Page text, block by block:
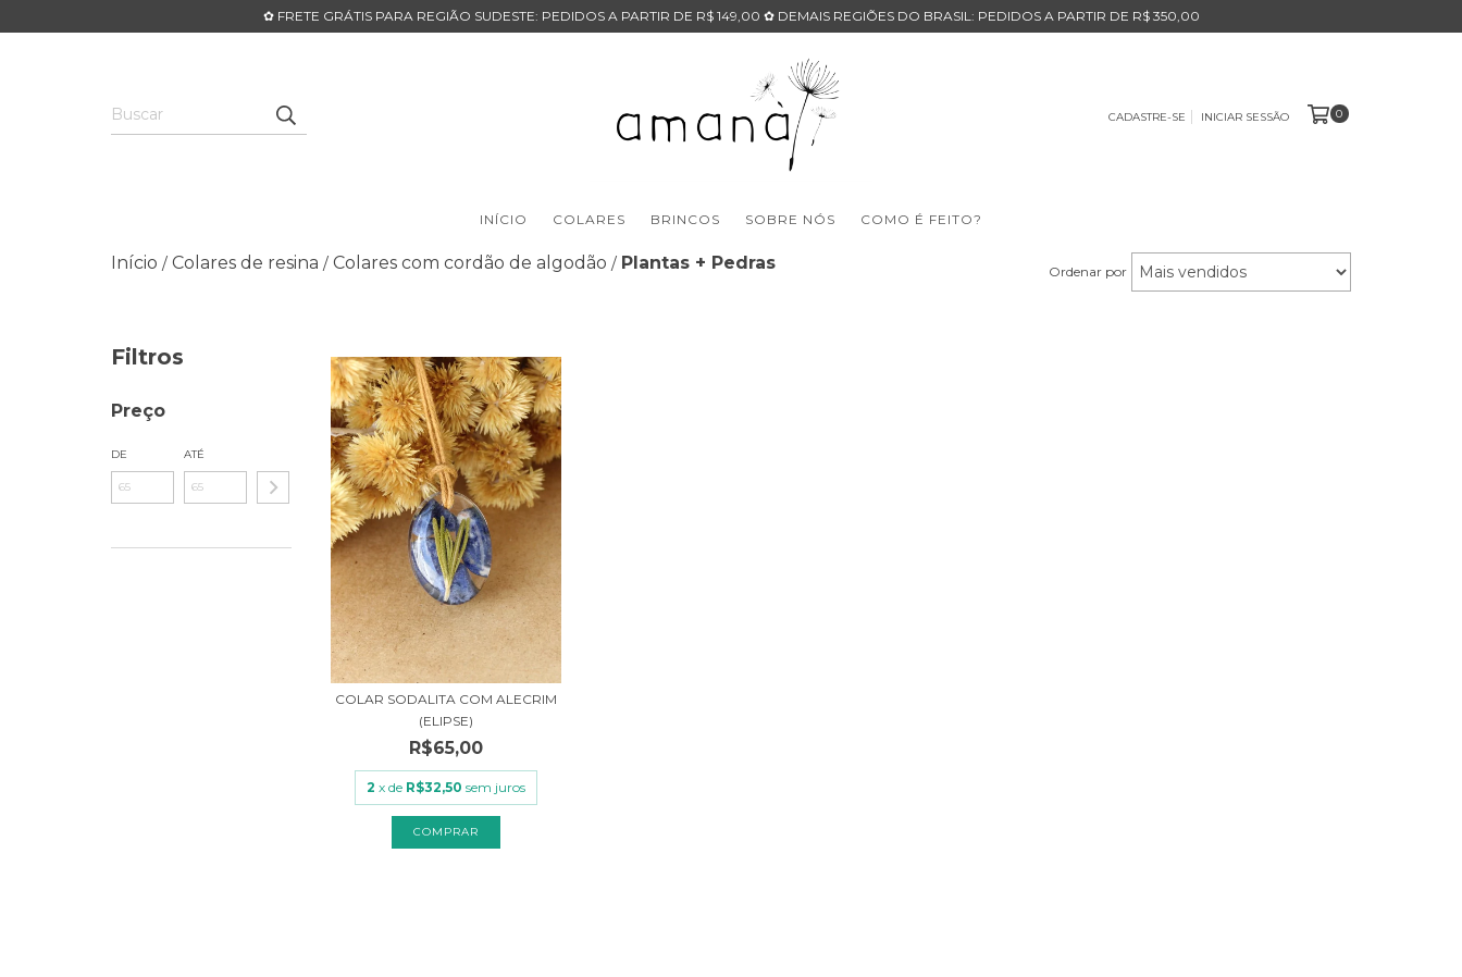
✿ FRETE GRÁTIS PARA REGIÃO SUDESTE: PEDIDOS A PARTIR DE R$ 149,00 ✿ DEMAIS REGIÕES DO BRASIL: PEDIDOS A PARTIR DE R$ 350,00
CADASTRE-SE INICIAR SESSÃO 0
INÍCIO COLARES BRINCOS SOBRE NÓS COMO É FEITO?
Início / Colares de resina / Colares com cordão de algodão / Plantas + Pedras Ordenar por
Filtros
Preço
DE ATÉ
COLAR SODALITA COM ALECRIM
(ELIPSE)
R$65,00
2 x de R$32,50 sem juros